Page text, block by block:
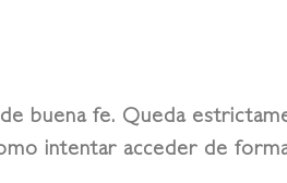
buena fe. Queda
intentar acceder de